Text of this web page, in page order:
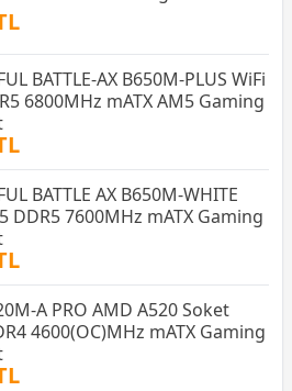
BATTLE-AX B650M-PLUS WiFi
6800MHz mATX AM5 Gaming
BATTLE AX B650M-WHITE
DDR5 7600MHz mATX Gaming
A PRO AMD A520 Soket
4600(OC)MHz mATX Gaming